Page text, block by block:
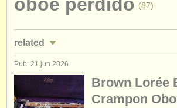
contáctenos
find out about our ATS ATS faq
(87)
related
empleos - interpretación: oboe
empleos - enseñanza: oboe (1)
Pub: 21 jun 2026
Brown Lorée
Crampon